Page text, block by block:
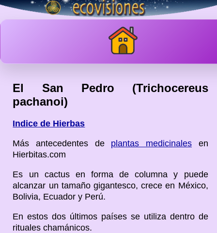
El San Pedro (Trichocereus
pachanoi)
Indice de Hierbas
Más antecedentes de plantas medicinales en
Hierbitas.com
Es un cactus en forma de columna y puede
alcanzar un tamaño gigantesco, crece en México,
Bolivia, Ecuador y Perú.
En estos dos últimos países se utiliza dentro de
rituales chamánicos.